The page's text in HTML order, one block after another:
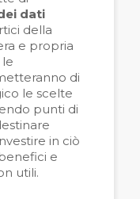
dati
della
e propria
le
di
le scelte
punti di
in ciò
e
utili.